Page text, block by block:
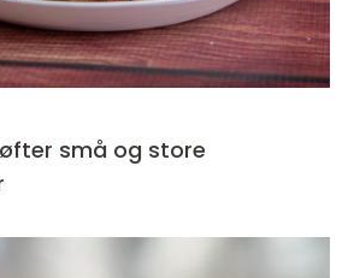
små og store